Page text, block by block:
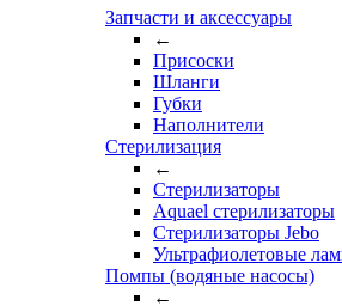
Запчасти и аксессуары
←
Присоски
Шланги
Губки
Наполнители
Стерилизация
←
Стерилизаторы
Aquael стерилизаторы
Стерилизаторы Jebo
Ультрафиолетовые
Помпы (водяные насосы)
←